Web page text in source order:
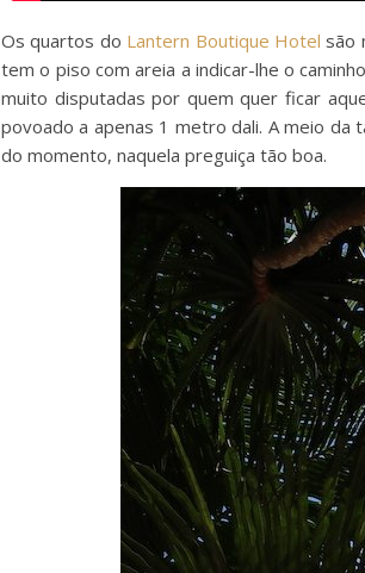
Os quartos do Lantern Boutique Hotel são
tem o piso com areia a indicar-lhe o
muito disputadas por quem quer ficar
povoado a apenas 1 metro dali. A meio da
do momento, naquela preguiça tão boa.